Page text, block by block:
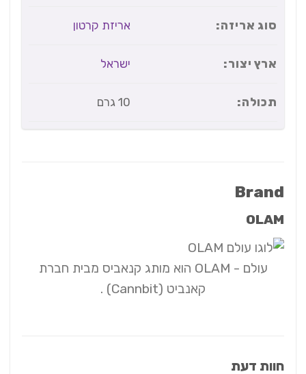
סוג אריזה: אריזת קרטון
ארץ יצור: ישראל
תכולה: 10 גרם
Brand
OLAM
עולם - OLAM הוא מותג קנאביס מבית חברת
קאנביט (Cannbit) .
חוות דעת